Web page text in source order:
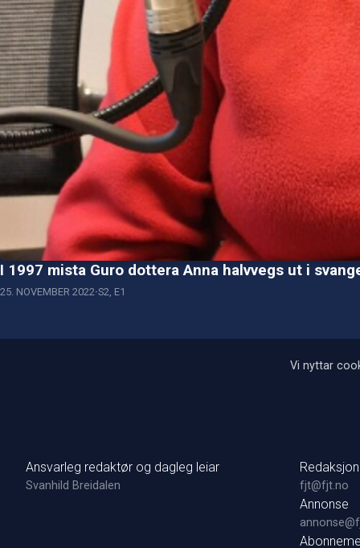
I 1997 mista Guro dottera Anna halvvegs ut i
25. NOVEMBER 2022 S2, E1
Vi nyttar
Ansvarleg redaktør og dagleg leiar
Svanhild Breidalen
Redaksjon
fjt@fjt.no
Annonse